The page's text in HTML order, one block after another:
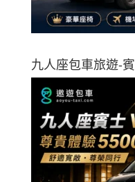
九人座包車旅遊-